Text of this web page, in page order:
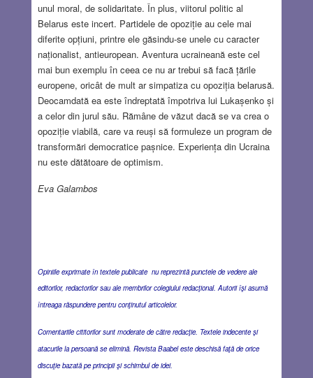
unul moral, de solidaritate. În plus, viitorul politic al
Belarus este incert. Partidele de opoziție au cele mai
diferite opțiuni, printre ele găsindu-se unele cu caracter
naționalist, antieuropean. Aventura ucraineană este cel
mai bun exemplu în ceea ce nu ar trebui să facă țările
europene, oricât de mult ar simpatiza cu opoziția belarusă.
Deocamdată ea este îndreptată împotriva lui Lukașenko și
a celor din jurul său. Rămâne de văzut dacă se va crea o
opoziție viabilă, care va reuși să formuleze un program de
transformări democratice pașnice. Experiența din Ucraina
nu este dătătoare de optimism.
Eva Galambos
Opiniile exprimate în textele publicate nu reprezintă punctele de vedere ale
editorilor, redactorilor sau ale membrilor colegiului redacţional. Autorii îşi asumă
întreaga răspundere pentru conţinutul articolelor.
Comentariile cititorilor sunt moderate de către redacţie. Textele indecente şi
atacurile la persoană se elimină. Revista Baabel este deschisă faţă de orice
discuţie bazată pe principii şi schimbul de idei.